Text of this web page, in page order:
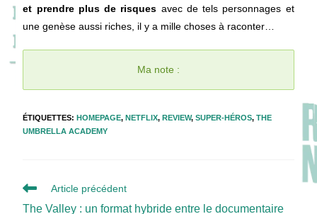
et prendre plus de risques avec de tels personnages et
une genèse aussi riches, il y a mille choses à raconter…
Ma note :
ÉTIQUETTES: HOMEPAGE, NETFLIX, REVIEW, SUPER-HÉROS, THE
UMBRELLA ACADEMY
Read
Article précédent
The Valley : un format hybride entre le documentaire